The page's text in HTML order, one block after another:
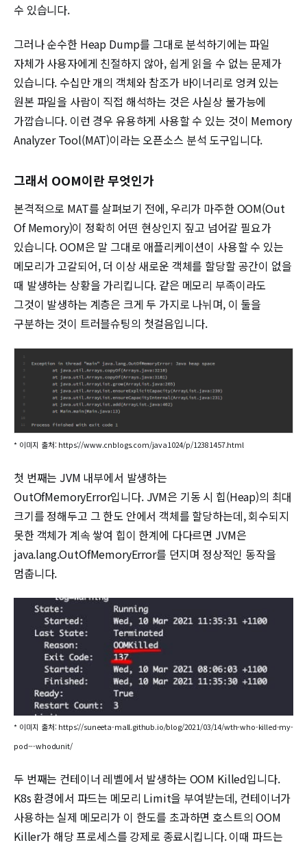
수 있습니다.
그러나 순수한 Heap Dump를 그대로 분석하기에는 파일
자체가 사용자에게 친절하지 않아, 쉽게 읽을 수 없는 문제가
있습니다. 수십만 개의 객체와 참조가 바이너리로 엉켜 있는
원본 파일을 사람이 직접 해석하는 것은 사실상 불가능에
가깝습니다. 이런 경우 유용하게 사용할 수 있는 것이 Memory
Analyzer Tool(MAT)이라는 오픈소스 분석 도구입니다.
그래서 OOM이란 무엇인가
본격적으로 MAT를 살펴보기 전에, 우리가 마주한 OOM(Out
Of Memory)이 정확히 어떤 현상인지 짚고 넘어갈 필요가
있습니다. OOM은 말 그대로 애플리케이션이 사용할 수 있는
메모리가 고갈되어, 더 이상 새로운 객체를 할당할 공간이 없을
때 발생하는 상황을 가리킵니다. 같은 메모리 부족이라도
그것이 발생하는 계층은 크게 두 가지로 나뉘며, 이 둘을
구분하는 것이 트러블슈팅의 첫걸음입니다.
* 이미지 출처: https://www.cnblogs.com/java1024/p/12381457.html
첫 번째는 JVM 내부에서 발생하는
OutOfMemoryError입니다. JVM은 기동 시 힙(Heap)의 최대
크기를 정해두고 그 한도 안에서 객체를 할당하는데, 회수되지
못한 객체가 계속 쌓여 힙이 한계에 다다르면 JVM은
java.lang.OutOfMemoryError를 던지며 정상적인 동작을
멈춥니다.
* 이미지 출처: https://suneeta-mall.github.io/blog/2021/03/14/wth-who-killed-my-
pod---whodunit/
두 번째는 컨테이너 레벨에서 발생하는 OOM Killed입니다.
K8s 환경에서 파드는 메모리 Limit을 부여받는데, 컨테이너가
사용하는 실제 메모리가 이 한도를 초과하면 호스트의 OOM
Killer가 해당 프로세스를 강제로 종료시킵니다. 이때 파드는